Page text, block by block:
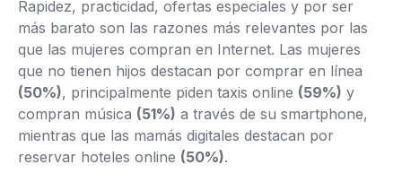
Rapidez, practicidad, ofertas especiales y por ser
más barato son las razones más relevantes por las
que las mujeres compran en Internet. Las mujeres
que no tienen hijos destacan por comprar en línea
(50%), principalmente piden taxis online (59%) y
compran música (51%) a través de su smartphone,
mientras que las mamás digitales destacan por
reservar hoteles online (50%).